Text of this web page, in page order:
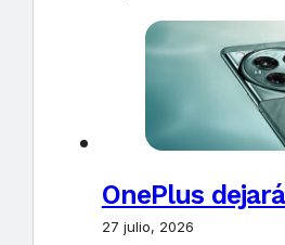
OnePlus
27 julio, 2026